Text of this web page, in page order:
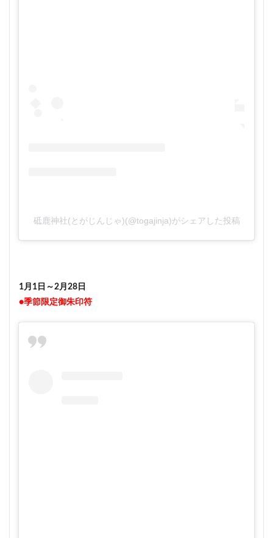
砥鹿神社(とがじんじゃ)(@togajinja)がシェアした投稿
1月1日～2月28日
●季節限定御朱印符